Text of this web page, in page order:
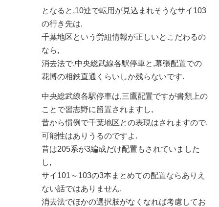
となると,10連で転用が見込まれそうなサイ103
の行き先は,
千葉地区という労組情報が正しいとこだわるの
なら,
消去法で,中央総武線各駅停車と,幕張配置での
花博の相鉄直通くらいしか残らないです.
中央総武線各駅停車は,三鷹配置ですが書類上の
ことで習志野に留置されますし,
昔から慣例で千葉地区との表現はされますので,
可能性はありうるのですよ.
昔は205系が3編成だけ配置もされていました
し,
サイ101～103の3本まとめての配置ならありえ
ない話ではありません.
消去法でほかの選択肢がなくなれば考慮してお